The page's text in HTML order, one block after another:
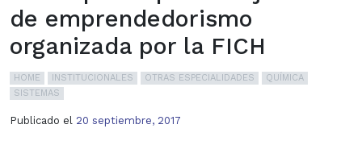
de emprendedorismo
organizada por la FICH
HOME INSTITUCIONALES OTRAS ESPECIALIDADES
QUÍMICA
SISTEMAS
Publicado el 20 septiembre, 2017